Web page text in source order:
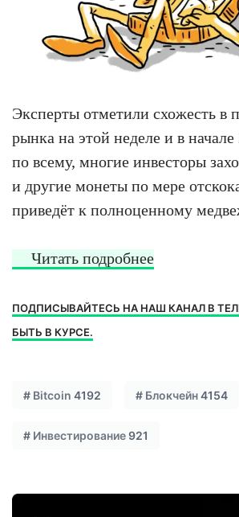
Эксперты отметили схожесть в
рынка на этой неделе и в начале
по всему, многие инвесторы
и другие монеты по мере
приведёт к полноценному
Читать подробнее
ПОДПИСЫВАЙТЕСЬ НА НАШ КАНАЛ В
БЫТЬ В КУРСЕ.
# Bitcoin 4192 # Блокчейн4154
# Инвестирование921